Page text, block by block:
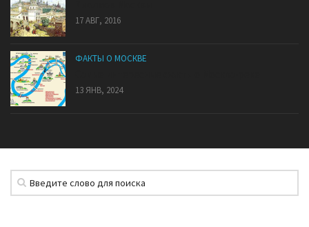
17 АВГ, 2016
ФАКТЫ О МОСКВЕ
13 ЯНВ, 2024